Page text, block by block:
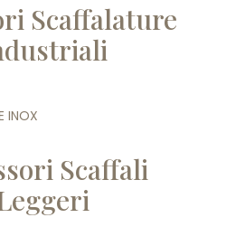
Scaffalature
Scaffali